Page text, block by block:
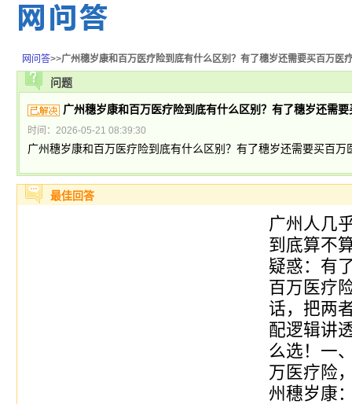
网问答>>广州穗岁康和百万医疗险到底有什么区别？有了穗岁还需要买百万医
问题
广州穗岁康和百万医疗险到底有什么区别？有了穗岁还需
时间：2026-05-21 08:39:30
广州穗岁康和百万医疗险到底有什么区别？有了穗岁还需要买百万
最佳回答
广州人几
到底算不
疑惑：有
百万医疗
话，把两
配逻辑讲
么选！一
万医疗险
州穗岁康